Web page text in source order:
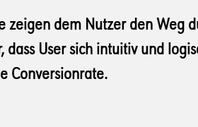
dem Nutzer den Weg
dass User sich intuitiv und
Conversionrate.